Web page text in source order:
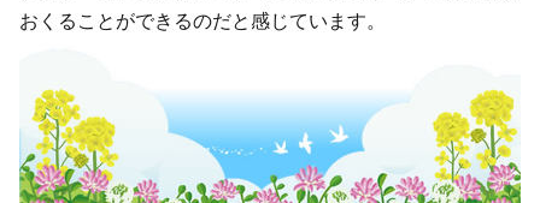
おくることができるのだと感じています。